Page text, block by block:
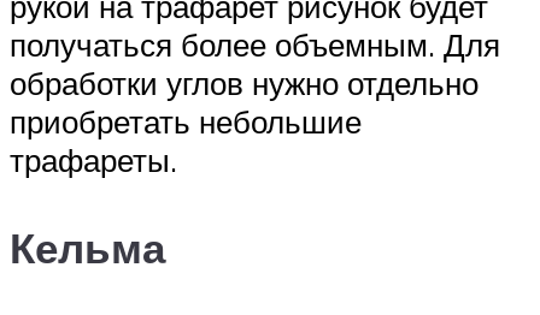
получаться более объемным. Для
обработки углов нужно отдельно
приобретать небольшие
трафареты.
Кельма